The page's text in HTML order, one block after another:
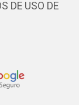
DE USO DE